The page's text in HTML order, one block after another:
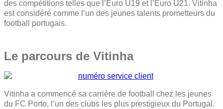
des compétitions telles que l’Euro U19 et l’Euro U21. Vitinha
est considéré comme l’un des jeunes talents prometteurs du
football portugais.
Le parcours de Vitinha
Vitinha a commencé sa carrière de football chez les jeunes
du FC Porto, l’un des clubs les plus prestigieux du Portugal.